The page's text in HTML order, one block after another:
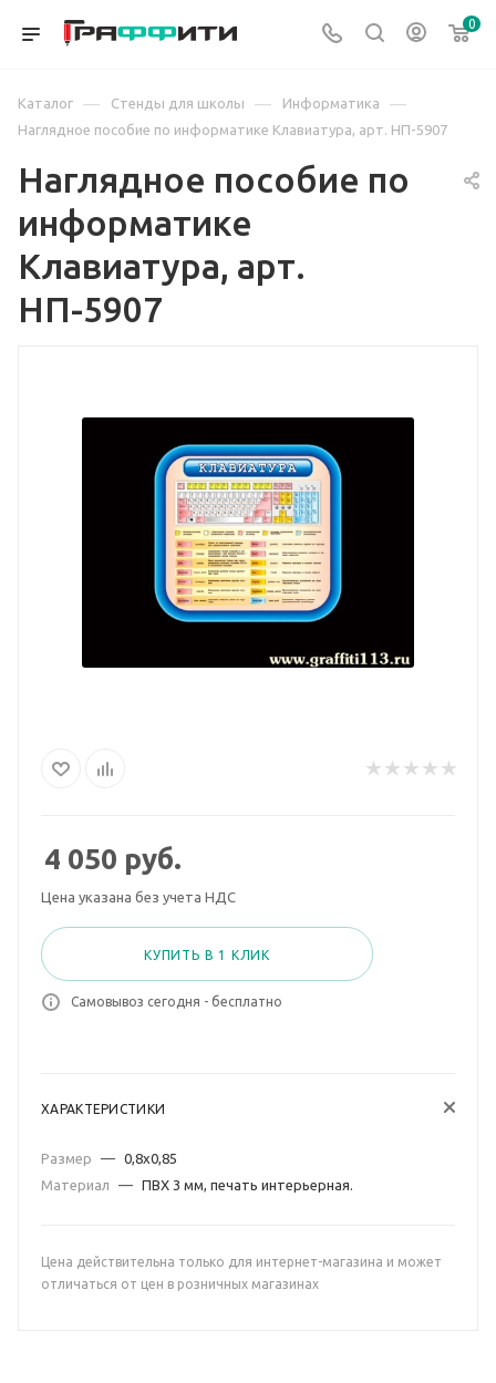
0
Каталог — Стенды для школы — Информатика —
Наглядное пособие по информатике Клавиатура, арт. НП-5907
Наглядное пособие по
информатике
Клавиатура, арт.
НП-5907
4 050 руб.
Цена указана без учета НДС
КУПИТЬ В 1 КЛИК
Самовывоз сегодня - бесплатно
ХАРАКТЕРИСТИКИ
Размер — 0,8х0,85
Материал
— ПВХ 3 мм, печать интерьерная.
Цена действительна только для интернет-магазина и может
отличаться от цен в розничных магазинах